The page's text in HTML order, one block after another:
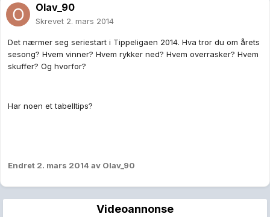
Olav_90
Skrevet 2. mars 2014
Det nærmer seg seriestart i Tippeligaen 2014. Hva tror du om årets
sesong? Hvem vinner? Hvem rykker ned? Hvem overrasker? Hvem
skuffer? Og hvorfor?
Har noen et tabelltips?
Endret 2. mars 2014 av Olav_90
Videoannonse